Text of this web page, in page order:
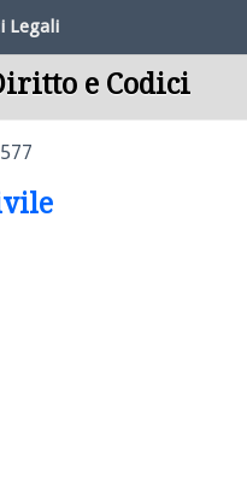
Legali
e Codici